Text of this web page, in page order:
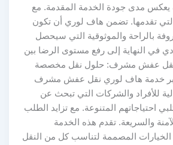
يعكس مدى جودة الخدمة المقدمة. مع
تقدمها. تضمن هاف لوري أن تكون
بالراحة والموثوقية التي سيحصل
في النهاية إلى رفع مستوى الرضا بين
نقل عفش مشرف: حلول نقل مخصصة
خدمة هاف لوري نقل عفش مشرف
للأفراد والشركات التي تبحث عن
احتياجاتهم المتنوعة. مع تزايد الطلب
والسريعة. تقدم هذه الخدمة
المصممة لتناسب كل من النقل